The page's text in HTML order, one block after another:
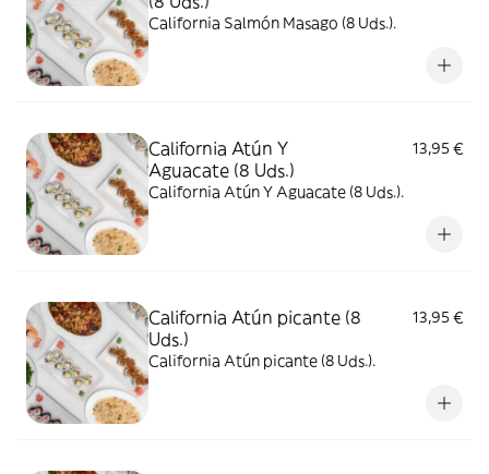
California Salmón Masago (8 Uds.).
California Atún Y
Aguacate (8 Uds.)
13,95 €
California Atún Y Aguacate (8 Uds.).
California Atún picante (8
Uds.)
13,95 €
California Atún picante (8 Uds.).